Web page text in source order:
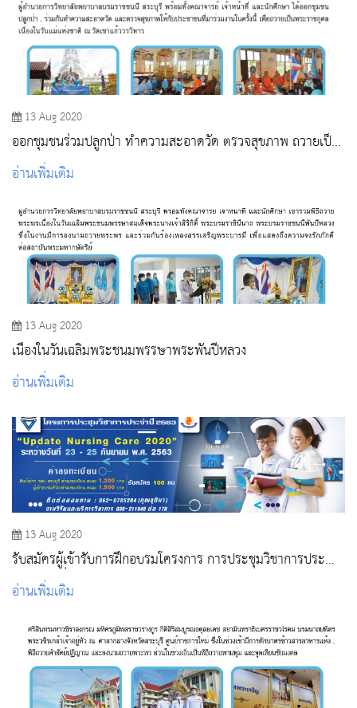
13 Aug 2020
ออกชุมชนร่วมปลูกป่า ทําความสะอาดวัด ตรวจสุขภาพ ถวายเป็น
พระราชกุศล
อ่านเพิ่มเติม
13 Aug 2020
เนื่องในวันเฉลิมพระชนมพรรษาพระพันปีหลวง
อ่านเพิ่มเติม
13 Aug 2020
รับสมัครผู้เข้ารับการฝึกอบรมโครงการ การประชุมวิชาการประจำ
ปี 2563 เรื่อง “Update Nursing Care 2020”
อ่านเพิ่มเติม